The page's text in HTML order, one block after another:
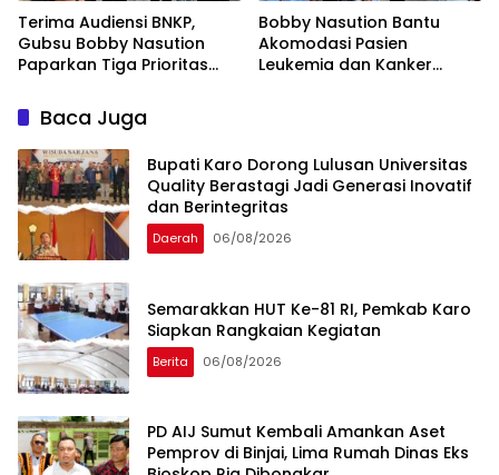
Terima Audiensi BNKP,
Gubsu Bobby Nasution
Paparkan Tiga Prioritas
Nias
Bobby Nasution Bantu
Akomodasi Pasien
Leukemia dan Kanker
Baca Juga
Bupati Karo Dorong Lulusan Universitas
Quality Berastagi Jadi Generasi Inovatif
dan Berintegritas
Daerah 06/08/2026
Semarakkan HUT Ke-81 RI, Pemkab Karo
Siapkan Rangkaian Kegiatan
Berita 06/08/2026
PD AIJ Sumut Kembali Amankan Aset
Pemprov di Binjai, Lima Rumah Dinas Eks